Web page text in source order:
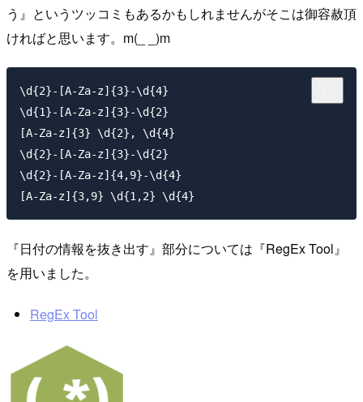
う』というツッコミもあるかもしれませんがそこは御容赦頂
ければと思います。m(_ _)m
\d{2}-[A-Za-z]{3}-\d{4}
\d{1}-[A-Za-z]{3}-\d{2}
[A-Za-z]{3} \d{2}, \d{4}
\d{2}-[A-Za-z]{3}-\d{2}
\d{2}-[A-Za-z]{4,9}-\d{4}
『日付の情報を抜き出す』部分については『RegEx Tool』
を用いました。
RegEx Tool